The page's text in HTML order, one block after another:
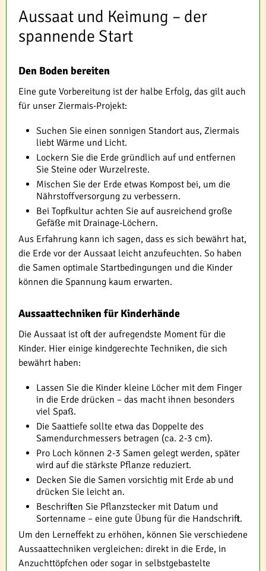
Aussaat und Keimung – der
spannende Start
Den Boden bereiten
Eine gute Vorbereitung ist der halbe Erfolg, das gilt auch
für unser Ziermais-Projekt:
Suchen Sie einen sonnigen Standort aus, Ziermais
liebt Wärme und Licht.
Lockern Sie die Erde gründlich auf und entfernen
Sie Steine oder Wurzelreste.
Mischen Sie der Erde etwas Kompost bei, um die
Nährstoffversorgung zu verbessern.
Bei Topfkultur achten Sie auf ausreichend große
Gefäße mit Drainage-Löchern.
Aus Erfahrung kann ich sagen, dass es sich bewährt hat,
die Erde vor der Aussaat leicht anzufeuchten. So haben
die Samen optimale Startbedingungen und die Kinder
können die Spannung kaum erwarten.
Aussaattechniken für Kinderhände
Die Aussaat ist oft der aufregendste Moment für die
Kinder. Hier einige kindgerechte Techniken, die sich
bewährt haben:
Lassen Sie die Kinder kleine Löcher mit dem Finger
in die Erde drücken – das macht ihnen besonders
viel Spaß.
Die Saattiefe sollte etwa das Doppelte des
Samendurchmessers betragen (ca. 2-3 cm).
Pro Loch können 2-3 Samen gelegt werden, später
wird auf die stärkste Pflanze reduziert.
Decken Sie die Samen vorsichtig mit Erde ab und
drücken Sie leicht an.
Beschriften Sie Pflanzstecker mit Datum und
Sortenname – eine gute Übung für die Handschrift.
Um den Lerneffekt zu erhöhen, können Sie verschiedene
Aussaattechniken vergleichen: direkt in die Erde, in
Anzuchttöpfchen oder sogar in selbstgebastelte